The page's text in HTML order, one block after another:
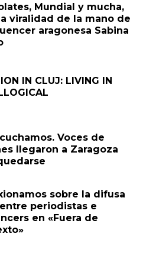
Mundial y mucha,
viralidad de la mano de
aragonesa Sabina
IN CLUJ: LIVING IN
Voces de
llegaron a Zaragoza
sobre la difusa
periodistas e
en «Fuera de